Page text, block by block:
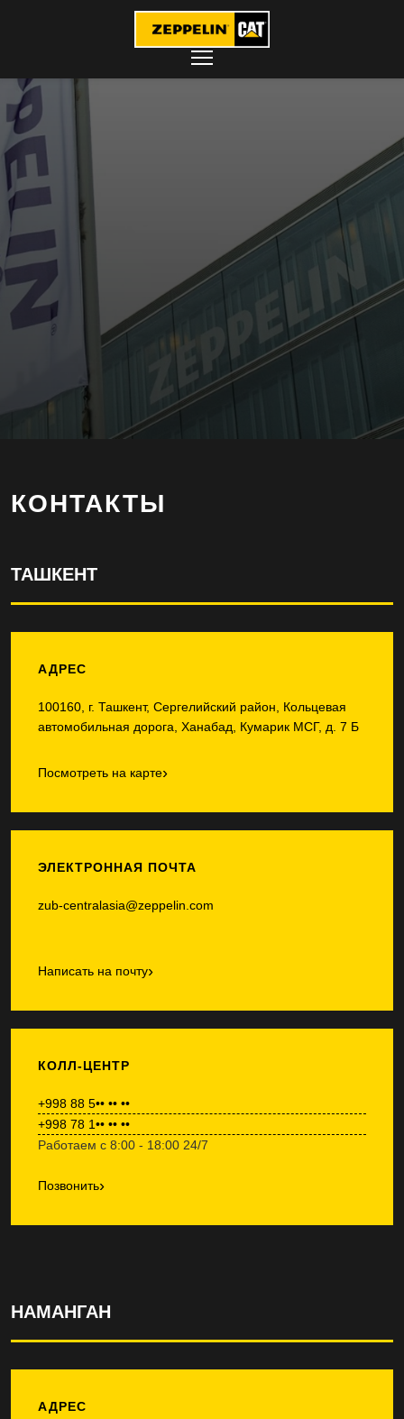
КОНТАКТЫ
ТАШКЕНТ
АДРЕС
100160, г. Ташкент, Сергелийский район, Кольцевая
автомобильная дорога, Ханабад, Кумарик МСГ, д. 7 Б
Посмотреть на карте›
ЭЛЕКТРОННАЯ ПОЧТА
zub-centralasia@zeppelin.com
Написать на почту›
КОЛЛ-ЦЕНТР
+998 88 5•• •• ••
+998 78 1•• •• ••
Работаем с 8:00 - 18:00 24/7
Позвонить›
НАМАНГАН
АДРЕС